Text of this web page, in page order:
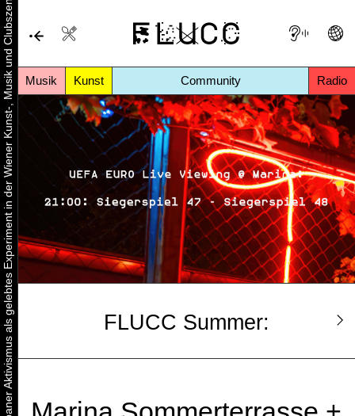
Musik Kunst Community Radio
Urbaner Aktivismus als gelebtes Experiment in der Wiener Kunst-, Musik und Clubszene FLUCC Summer: